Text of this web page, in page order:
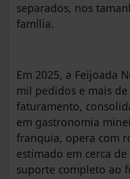
separados, nos
família.
Em 2025, a Feijoada
mil pedidos e mais
faturamento,
em gastronomia
franquia, opera com
estimado em cerca
suporte completo ao